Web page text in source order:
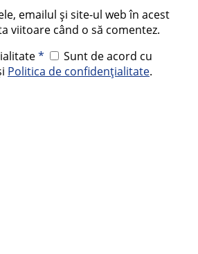
emailul și site-ul web în acest
viitoare când o să comentez.
*
Sunt de acord cu
Politica de confidențialitate.